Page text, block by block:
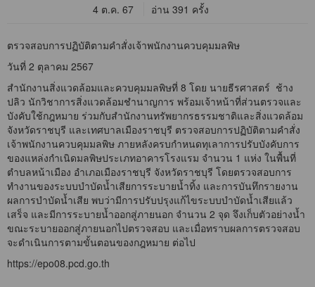
4 ต.ค. 67 อ่าน 391 ครั้ง
ตรวจสอบการปฏิบัติตามคำสั่งเจ้าพนักงานควบคุมมลพิษ
วันที่ 2 ตุลาคม 2567
สำนักงานสิ่งแวดล้อมและควบคุมมลพิษที่ 8 โดย นายธีรศาสตร์ ช้าง
ปลิว นักวิชาการสิ่งแวดล้อมชำนาญการ พร้อมเจ้าหน้าที่ส่วนตรวจและ
บังคับใช้กฎหมาย ร่วมกับสำนักงานทรัพยากรธรรมชาติและสิ่งแวดล้อม
จังหวัดราชบุรี และเทศบาลเมืองราชบุรี ตรวจสอบการปฏิบัติตามคำสั่ง
เจ้าพนักงานควบคุมมลพิษ ภายหลังครบกำหนดทุเลาการปรับบังคับการ
ของแหล่งกำเนิดมลพิษประเภทอาคารโรงแรม จำนวน 1 แห่ง ในพื้นที่
ตำบลหน้าเมือง อำเภอเมืองราชบุรี จังหวัดราชบุรี โดยตรวจสอบการ
ทำงานของระบบบำบัดน้ำเสียการระบายน้ำทิ้ง และการบันทึกรายงาน
ผลการบำบัดน้ำเสีย พบว่ามีการปรับปรุงแก้ไขระบบบำบัดน้ำเสียแล้ว
เสร็จ และมีการระบายน้ำออกสู่ภายนอก จำนวน 2 จุด จึงเก็บตัวอย่างน้ำ
ขณะระบายออกสู่ภายนอกไปตรวจสอบ และเมื่อทราบผลการตรวจสอบ
จะดำเนินการตามขั้นตอนของกฎหมาย ต่อไป
https://epo08.pcd.go.th